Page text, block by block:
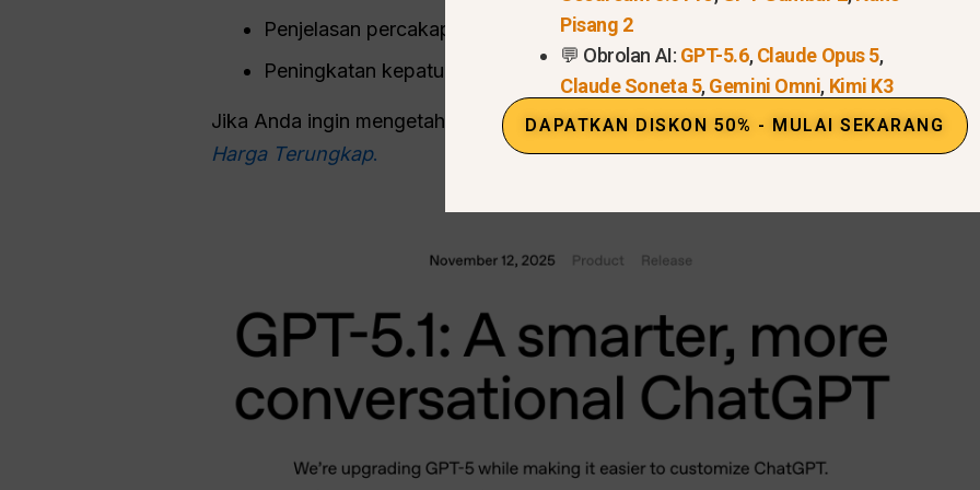
Penjelasan percakapan yang mirip manusia
Peningkatan kepatuhan terhadap instruksi dan kepatuhan yang cepat
Jika Anda ingin mengetahui harga GPT-5.1, silakan baca artikel ini: Berapa Biaya
Harga Terungkap.
Pisang 2
💬 Obrolan AI: GPT-5.6,Claude Opus 5,
Claude Soneta 5,Gemini Omni, Kimi K3
DAPATKAN DISKON 50% - MULAI SEKARANG